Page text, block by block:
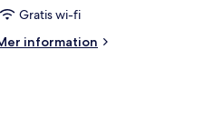
Gratis wi-fi
information